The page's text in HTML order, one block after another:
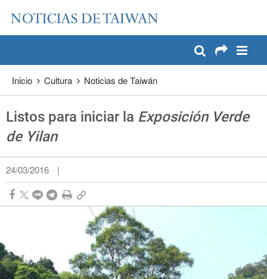
Pase a contenido principal
Inicio Cultura Noticias de Taiwán
Listos para iniciar la Exposición Verde
de Yilan
24/03/2016 |